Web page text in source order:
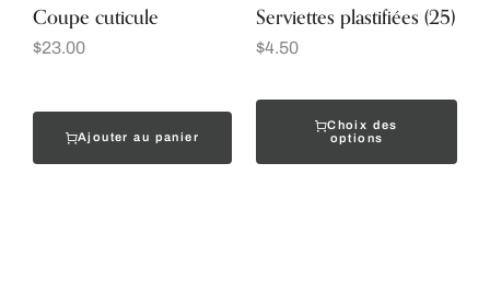
Coupe cuticule
$23.00
Ajouter au panier
Serviettes plastifiées (25)
$4.50
Choix des
options